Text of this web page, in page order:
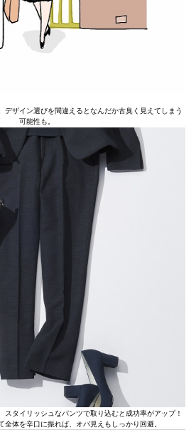
デザイン選びを間違えるとなんだか古臭く見えてしまう
可能性も。
スタイリッシュなパンツで取り込むと成功率がアップ！
全体を辛口に振れば、オバ見えもしっかり回避。